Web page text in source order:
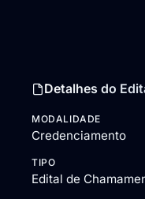
Detalhes do
MODALIDADE
Credenciamento
TIPO
Edital de